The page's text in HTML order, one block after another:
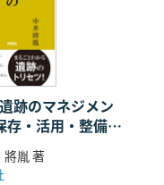
跡のマネジメン
存・活用・整備の
胤 著